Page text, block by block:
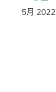
5月 2022